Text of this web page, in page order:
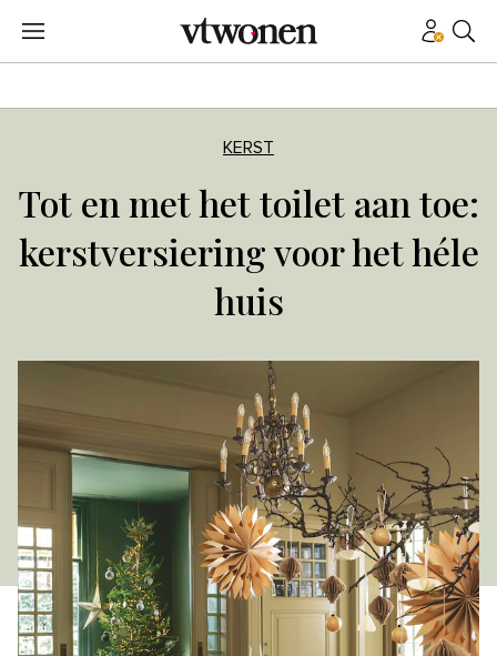
KERST
Tot en met het toilet aan toe:
kerstversiering voor het héle
huis